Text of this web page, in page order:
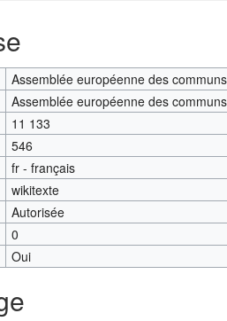
Assemblée européenne des communs
Assemblée européenne des communs
11 133
546
fr - français
wikitexte
Autorisée
0
Oui